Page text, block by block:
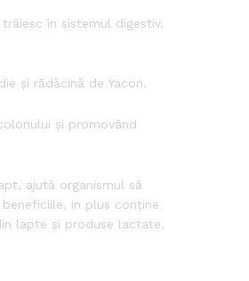
în sistemul digestiv.
și rădăcină de Yacon.
și promovând
ajută organismul să
in plus conține
lapte și produse lactate.